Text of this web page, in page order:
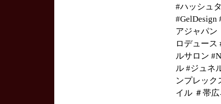
#ハッシュ
#GelDesign
アジャパン
ロデュース
ルサロン
ル #ジュネ
ンプレック
イル ＃帯